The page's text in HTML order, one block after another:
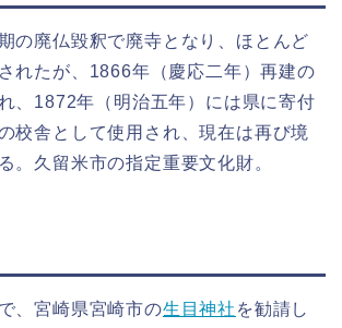
の廃仏毀釈で廃寺となり、ほとんど
れたが、1866年（慶応二年）再建の
、1872年（明治五年）には県に寄付
校舎として使用され、現在は再び境
。久留米市の指定重要文化財。
、宮崎県宮崎市の生目神社 を勧請し